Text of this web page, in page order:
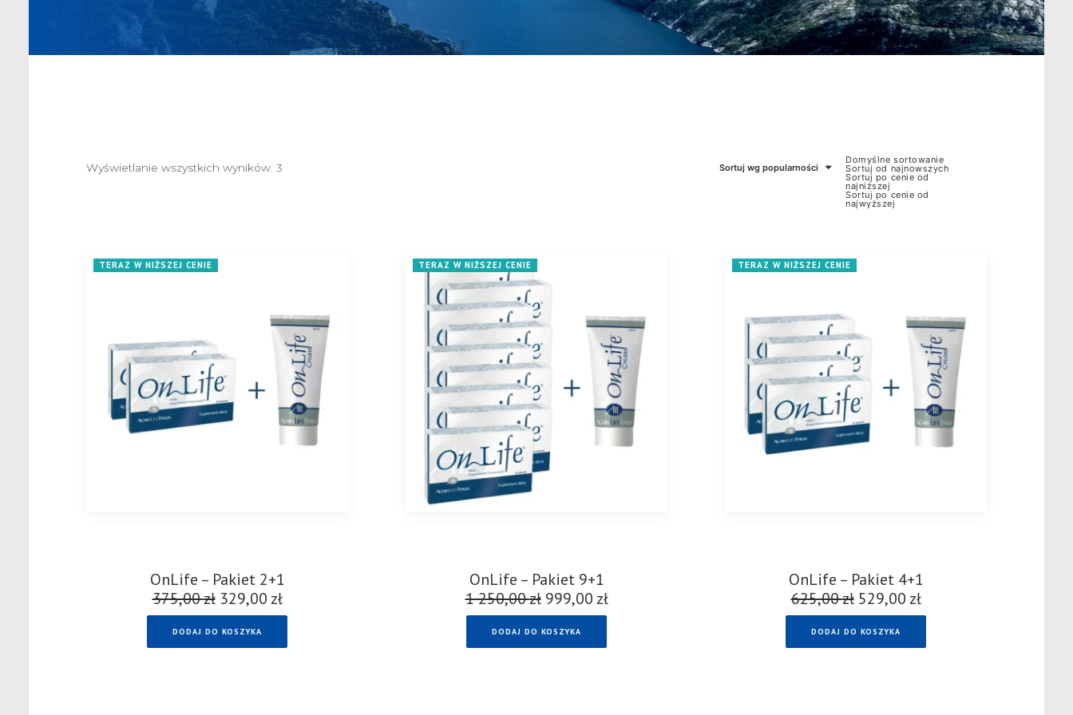
Wyświetlanie wszystkich wyników: 3 Sortuj wg popularności
Domyślne sortowanie
Sortuj od najnowszych
Sortuj po cenie od
najniższej
Sortuj po cenie od
najwyższej
TERAZ W NIŻSZEJ CENIE
OnLife – Pakiet 2+1
375,00zł Pierwotna
cena
wynosiła:
329,00 złAktualna
cena
DODAJ DO KOSZYKA
TERAZ W NIŻSZEJ CENIE
OnLife – Pakiet 9+1
1 250,00zł Pierwotna
cena
wynosiła:
999,00 złAktualna
DODAJ DO KOSZYKA
TERAZ W NIŻSZEJ CENIE
OnLife – Pakiet 4+1
625,00zł Pierwotna
cena
wynosiła:
529,00 złAktualna
cena
DODAJ DO KOSZYKA